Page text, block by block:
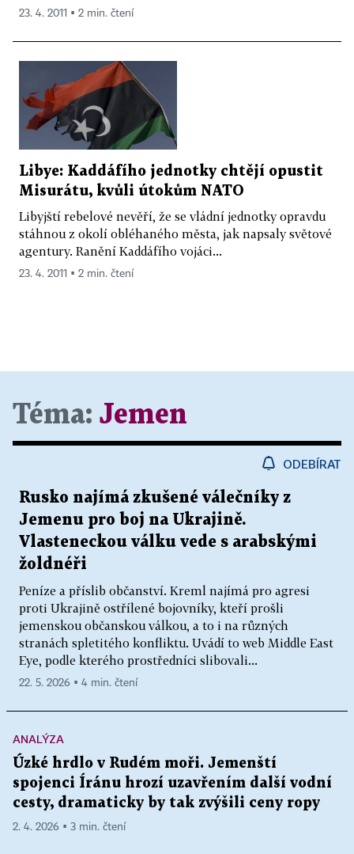
23. 4. 2011 ▪ 2 min. čtení
Libye: Kaddáfího jednotky chtějí opustit
Misurátu, kvůli útokům NATO
Libyjští rebelové nevěří, že se vládní jednotky opravdu
stáhnou z okolí obléhaného města, jak napsaly světové
agentury. Ranění Kaddáfího vojáci...
23. 4. 2011 ▪ 2 min. čtení
Téma: Jemen
ODEBÍRAT
Rusko najímá zkušené válečníky z
Jemenu pro boj na Ukrajině.
Vlasteneckou válku vede s arabskými
žoldnéři
Peníze a příslib občanství. Kreml najímá pro agresi
proti Ukrajině ostřílené bojovníky, kteří prošli
jemenskou občanskou válkou, a to i na různých
stranách spletitého konfliktu. Uvádí to web Middle East
Eye, podle kterého prostředníci slibovali...
22. 5. 2026 ▪ 4 min. čtení
ANALÝZA
Úzké hrdlo v Rudém moři. Jemenští
spojenci Íránu hrozí uzavřením další vodní
cesty, dramaticky by tak zvýšili ceny ropy
2. 4. 2026 ▪ 3 min. čtení